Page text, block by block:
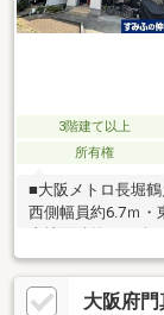
3階建て以上
所有権
■大阪メトロ長堀
西側幅員約6.7ｍ・
土地面積約25.38
バルコニー（西・
にお問い合わせく
大阪府